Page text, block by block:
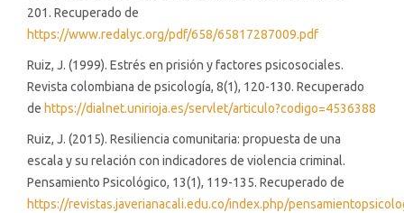
201. Recuperado de
https://www.redalyc.org/pdf/658/65817287009.pdf
Ruiz, J. (1999). Estrés en prisión y factores psicosociales.
Revista colombiana de psicología, 8(1), 120-130. Recuperado
de https://dialnet.unirioja.es/servlet/articulo?codigo=4536388
Ruiz, J. (2015). Resiliencia comunitaria: propuesta de una
escala y su relación con indicadores de violencia criminal.
Pensamiento Psicológico, 13(1), 119-135. Recuperado de
https://revistas.javerianacali.edu.co/index.php/